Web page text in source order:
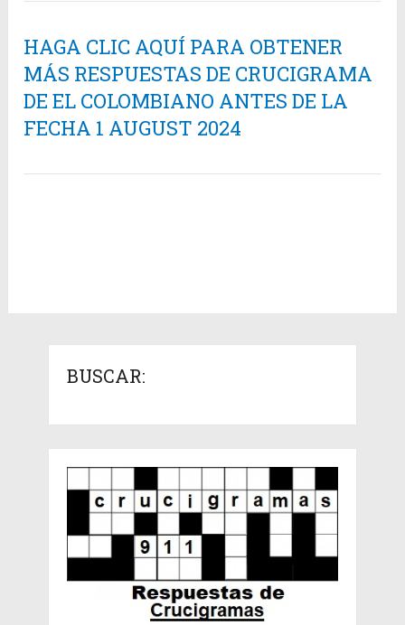
HAGA CLIC AQUÍ PARA OBTENER
MÁS RESPUESTAS DE CRUCIGRAMA
DE EL COLOMBIANO ANTES DE LA
FECHA 1 AUGUST 2024
BUSCAR: